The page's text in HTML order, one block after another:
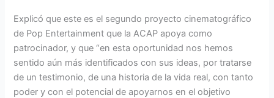
Explicó que este es el segundo proyecto cinematográfico
de Pop Entertainment que la ACAP apoya como
patrocinador, y que “en esta oportunidad nos hemos
sentido aún más identificados con sus ideas, por tratarse
de un testimonio, de una historia de la vida real, con tanto
poder y con el potencial de apoyarnos en el objetivo